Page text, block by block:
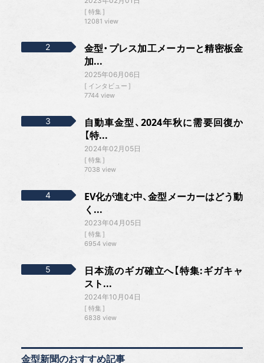
特集
12081 view
金型・プレス加工メーカーと精密板金
加...
2025年06月06日
インタビュー
7744 view
自動車金型、2024年秋に需要回復か
【特...
2024年02月05日
特集
7038 view
EV化が進む中、金型メーカーはどう動
く...
2023年04月05日
特集
6954 view
日本流のギガ確立へ【特集:ギガキャ
スト...
2024年10月04日
特集
6838 view
金型新聞のおすすめ記事